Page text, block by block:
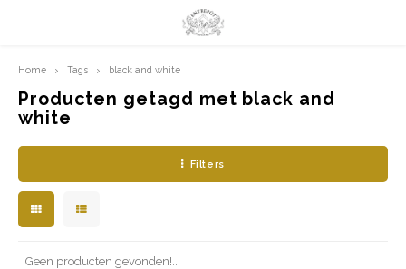
Hoofdmenu / limited prints
LIMITED PRINTS
AMSTERDAM
CLASSIC LADIES
Hoofdmenu
Taal
English
Home Tags black and white
Producten getagd met black and
white
Filters
Geen producten gevonden!...